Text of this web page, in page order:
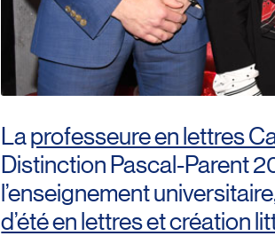
Laprofesseure en lettres
Distinction Pascal-Parent
l’enseignement
d’été en lettres et création